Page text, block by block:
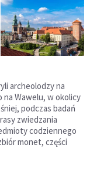
archeolodzy na
Wawelu, w okolicy
podczas badań
zwiedzania
codziennego
monet, części